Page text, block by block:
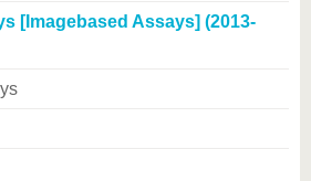
[Imagebased Assays] (2013-